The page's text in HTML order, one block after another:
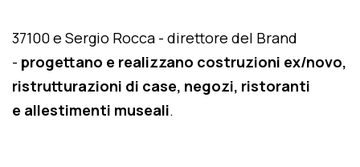
37100 e Sergio Rocca - direttore del Brand
- progettano e realizzano costruzioni ex/novo,
ristrutturazioni di case, negozi, ristoranti
e allestimenti museali.